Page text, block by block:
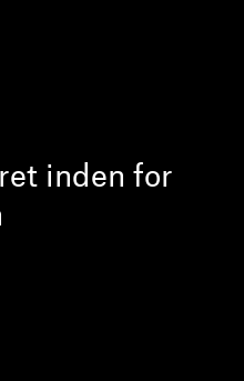
inden for